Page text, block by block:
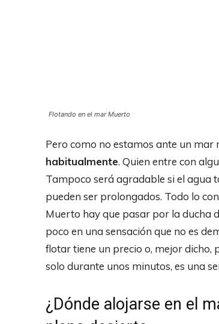
Flotando en el mar Muerto
Pero como no estamos ante un mar
habitualmente. Quien entre con
Tampoco será agradable si el agua
pueden ser prolongados. Todo lo
Muerto hay que pasar por la ducha
poco en una sensación que no es
flotar tiene un precio o, mejor dicho,
solo durante unos minutos, es una
¿Dónde alojarse en el